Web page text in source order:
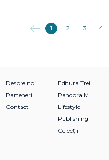
Anterioara
1 2 3 4
Despre noi
Parteneri
Contact
Editura Trei
Pandora M
Lifestyle
Publishing
Colecții